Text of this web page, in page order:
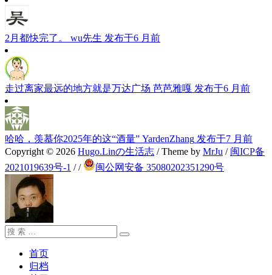
2月都快完了。 wu先生 发布于6 月前
走过离家最远的地方就是万达广场 芭芭雅嘎 发布于6 月前
哈哈，羡慕你2025年的这“酒量” YardenZhang 发布于7 月前
Copyright © 2026 Hugo.Linの生活志 / Theme by MrJu / 闽ICP备
2021019639号-1 // 闽公网安备 35080202351290号
搜
搜
首页
归档